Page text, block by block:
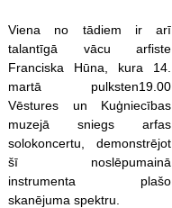
Viena no tādiem ir arī
talantīgā vācu arfiste
Franciska Hūna, kura 14.
martā pulksten19.00
Vēstures un Kuģniecības
muzejā sniegs arfas
solokoncertu, demonstrējot
šī noslēpumainā
instrumenta plašo
skanējuma spektru.